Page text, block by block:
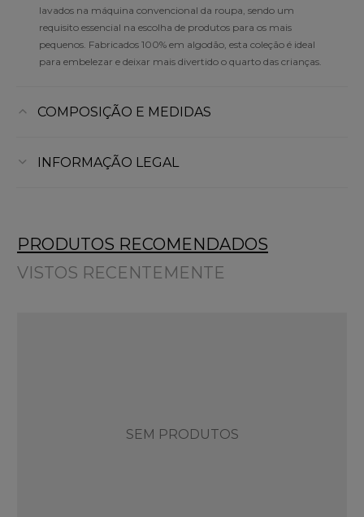
lavados na máquina convencional da roupa, sendo um
requisito essencial na escolha de produtos para os mais
pequenos. Fabricados 100% em algodão, esta coleção é ideal
para embelezar e deixar mais divertido o quarto das crianças.
COMPOSIÇÃO E MEDIDAS
INFORMAÇÃO LEGAL
PRODUTOS RECOMENDADOS
VISTOS RECENTEMENTE
SEM PRODUTOS